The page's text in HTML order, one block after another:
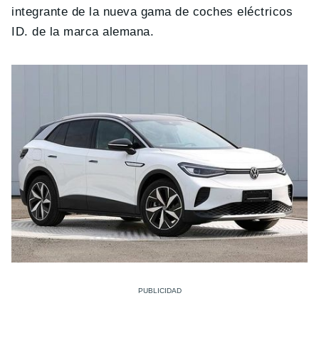
integrante de la nueva gama de coches eléctricos
ID. de la marca alemana.